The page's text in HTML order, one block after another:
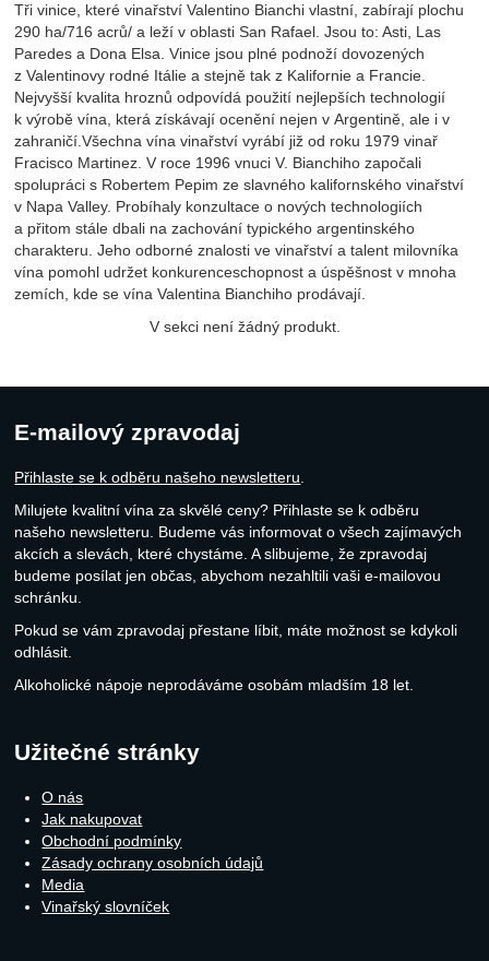
Tři vinice, které vinařství Valentino Bianchi vlastní, zabírají plochu
290 ha/716 acrů/ a leží v oblasti San Rafael. Jsou to: Asti, Las
Paredes a Dona Elsa. Vinice jsou plné podnoží dovozených
z Valentinovy rodné Itálie a stejně tak z Kalifornie a Francie.
Nejvyšší kvalita hroznů odpovídá použití nejlepších technologií
k výrobě vína, která získávají ocenění nejen v Argentině, ale i v
zahraničí.Všechna vína vinařství vyrábí již od roku 1979 vinař
Fracisco Martinez. V roce 1996 vnuci V. Bianchiho započali
spolupráci s Robertem Pepim ze slavného kalifornského vinařství
v Napa Valley. Probíhaly konzultace o nových technologiích
a přitom stále dbali na zachování typického argentinského
charakteru. Jeho odborné znalosti ve vinařství a talent milovníka
vína pomohl udržet konkurenceschopnost a úspěšnost v mnoha
zemích, kde se vína Valentina Bianchiho prodávají.
V sekci není žádný produkt.
E-mailový zpravodaj
Přihlaste se k odběru našeho newsletteru
Milujete kvalitní vína za skvělé ceny? Přihlaste se k odběru
našeho newsletteru. Budeme vás informovat o všech zajímavých
akcích a slevách, které chystáme. A slibujeme, že zpravodaj
budeme posílat jen občas, abychom nezahltili vaši e-mailovou
schránku.
Pokud se vám zpravodaj přestane líbit, máte možnost se kdykoli
odhlásit.
Alkoholické nápoje neprodáváme osobám mladším 18 let.
Užitečné stránky
O nás
Jak nakupovat
Obchodní podmínky
Zásady ochrany osobních údajů
Media
Vinařský slovníček